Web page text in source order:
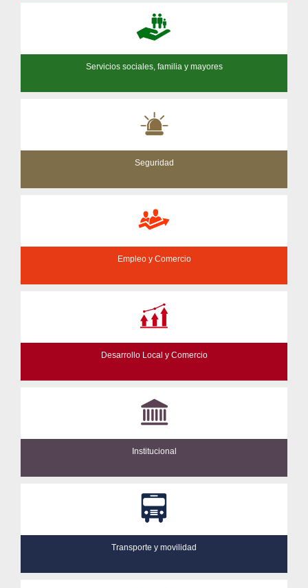
Servicios sociales, familia y mayores
Seguridad
Empleo y Comercio
Desarrollo Local y Comercio
Institucional
Transporte y movilidad